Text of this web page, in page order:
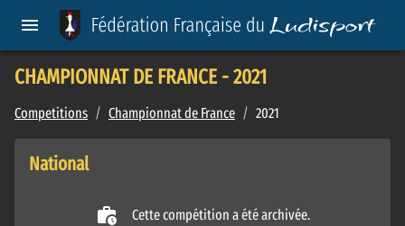
CHAMPIONNAT DE FRANCE - 2021
Competitions / Championnat de France / 2021
National
Cette compétition a été archivée.